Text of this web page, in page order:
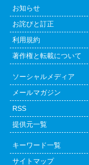
お知らせ
お詫びと訂正
利用規約
著作権と転載について
ソーシャルメディア
メールマガジン
RSS
提供元一覧
キーワード一覧
サイトマップ